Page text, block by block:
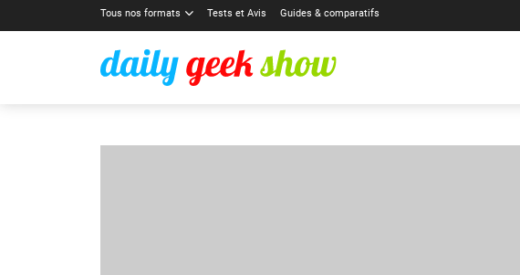
Tous nos formats Tests et Avis Guides & comparatifs